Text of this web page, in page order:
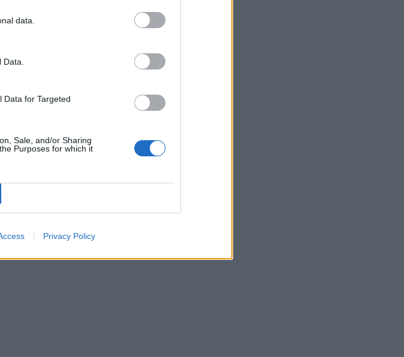
data.
Data for Targeted
Sale, and/or Sharing
Purposes for which it
Privacy Policy